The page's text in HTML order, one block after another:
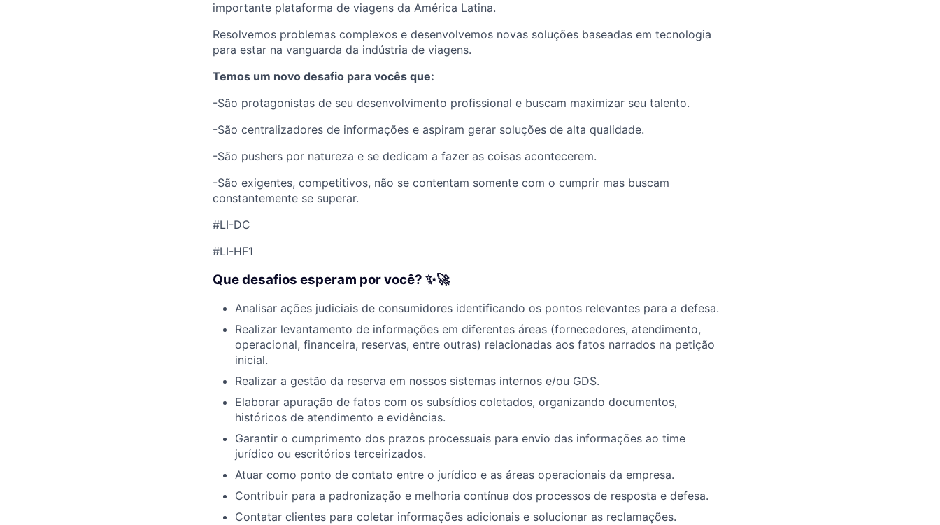
importante plataforma de viagens da América Latina.
Resolvemos problemas complexos e desenvolvemos novas soluções baseadas em tecnologia
para estar na vanguarda da indústria de viagens.
Temos um novo desafio para vocês que:
-São protagonistas de seu desenvolvimento profissional e buscam maximizar seu talento.
-São centralizadores de informações e aspiram gerar soluções de alta qualidade.
-São pushers por natureza e se dedicam a fazer as coisas acontecerem.
-São exigentes, competitivos, não se contentam somente com o cumprir mas buscam
constantemente se superar.
#LI-DC
#LI-HF1
Que desafios esperam por você? ✨🚀
Analisar ações judiciais de consumidores identificando os pontos relevantes para a defesa.
Realizar levantamento de informações em diferentes áreas (fornecedores, atendimento,
operacional, financeira, reservas, entre outras) relacionadas aos fatos narrados na petição
inicial.
Realizar a gestão da reserva em nossos sistemas internos e/ou GDS.
Elaborar apuração de fatos com os subsídios coletados, organizando documentos,
históricos de atendimento e evidências.
Garantir o cumprimento dos prazos processuais para envio das informações ao time
jurídico ou escritórios terceirizados.
Atuar como ponto de contato entre o jurídico e as áreas operacionais da empresa.
Contribuir para a padronização e melhoria contínua dos processos de resposta e defesa.
Contatar clientes para coletar informações adicionais e solucionar as reclamações.